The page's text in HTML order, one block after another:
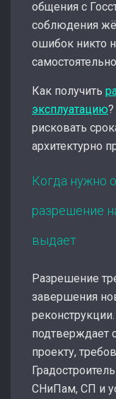
общения с
соблюдения
ошибок никто
Как получить
эксплуатацию
рисковать
архитектурно
Когда нужно
разрешение
выдает
Разрешение
завершения
подтверждает
проекту,
СНиПам, СП и